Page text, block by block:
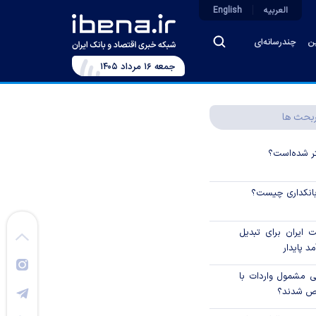
چندرسانه‌ای
العربیه English
جمعه ۱۶ مرداد ۱۴۰۵
ها
شده‌است؟
چیست؟
برای تبدیل
پایدار
مشمول واردات با
شدند؟